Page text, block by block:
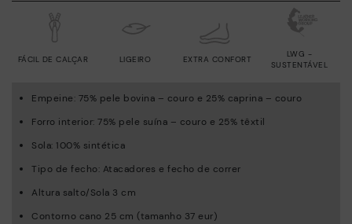
LIGEIRO
FÁCIL DE CALÇAR EXTRA CONFORT
LWG -
SUSTENTÁVEL
Empeine: 75% pele bovina – couro e 25% caprina – couro
Forro interior: 75% pele suína – couro e 25% têxtil
Sola: 100% sintética
Tipo de fecho: Atacadores e fecho de correr
Altura salto/Sola 3 cm
Contorno cano 25 cm (tamanho 37 eur)